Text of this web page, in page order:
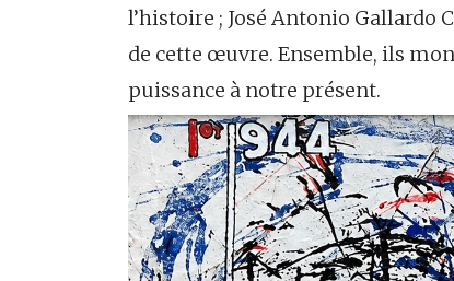
l’histoire ; José Antonio Gallardo
de cette œuvre. Ensemble, ils
puissance à notre présent.